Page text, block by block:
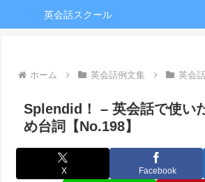
英会話スクール
ホーム 英会話例文集 英会
Splendid！ – 英会話で使い
め台詞【No.198】
X Facebook